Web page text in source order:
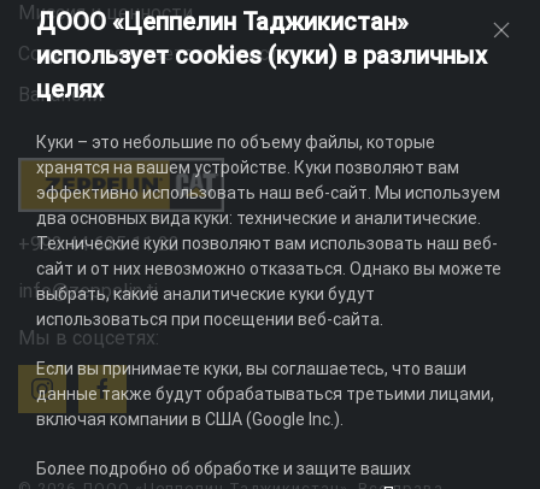
Миссия и ценности
Социальная ответственность
Вакансии
+992 44 625 11 22
info@zeppelin.tj
Мы в соцсетях:
ДООО «Цеппелин Таджикистан»
использует cookies (куки) в различных
целях
Куки – это небольшие по объему файлы, которые
хранятся на вашем устройстве. Куки позволяют вам
эффективно использовать наш веб-сайт. Мы используем
два основных вида куки: технические и аналитические.
Технические куки позволяют вам использовать наш веб-
сайт и от них невозможно отказаться. Однако вы можете
выбрать, какие аналитические куки будут
использоваться при посещении веб-сайта.
Если вы принимаете куки, вы соглашаетесь, что ваши
данные также будут обрабатываться третьими лицами,
включая компании в США (Google Inc.).
Более подробно об обработке и защите ваших